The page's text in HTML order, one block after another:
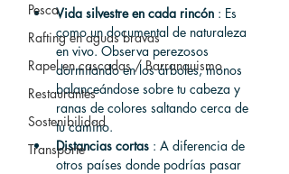
Pesca
Rafting en aguas bravas
Rapel en cascadas / Barranquismo
Restaurantes
Sostenibilidad
Transporte
Vida silvestre en cada rincón : Es
como un documental de naturaleza
en vivo. Observa perezosos
dormitando en los árboles, monos
balanceándose sobre tu cabeza y
ranas de colores saltando cerca de
tu camino.
Distancias cortas : A diferencia de
otros países donde podrías pasar